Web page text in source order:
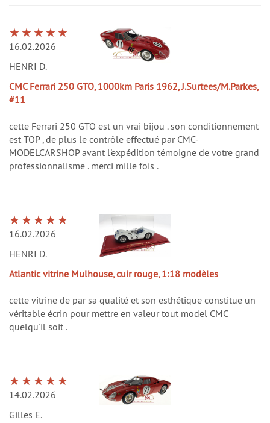
16.02.2026
HENRI D.
CMC Ferrari 250 GTO, 1000km Paris 1962, J.Surtees/M.Parkes,
#11
cette Ferrari 250 GTO est un vrai bijou . son conditionnement
est TOP , de plus le contrôle effectué par CMC-
MODELCARSHOP avant l'expédition témoigne de votre grand
professionnalisme . merci mille fois .
16.02.2026
HENRI D.
Atlantic vitrine Mulhouse, cuir rouge, 1:18 modèles
cette vitrine de par sa qualité et son esthétique constitue un
véritable écrin pour mettre en valeur tout model CMC
quelqu'il soit .
14.02.2026
Gilles E.